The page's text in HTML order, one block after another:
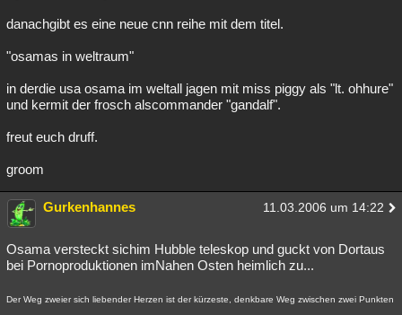
danachgibt es eine neue cnn reihe mit dem titel.
"osamas in weltraum"
in derdie usa osama im weltall jagen mit miss piggy als "lt. ohhure"
und kermit der frosch alscommander "gandalf".
freut euch druff.
groom
Gurkenhannes 11.03.2006 um 14:22
Osama versteckt sichim Hubble teleskop und guckt von Dortaus
bei Pornoproduktionen imNahen Osten heimlich zu...
Der Weg zweier sich liebender Herzen ist der kürzeste, denkbare Weg zwischen zwei Punkten